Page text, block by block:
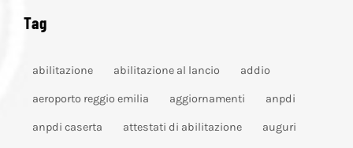
Tag
abilitazione abilitazione al lancio addio
aeroporto reggio emilia aggiornamenti anpdi
anpdi caserta attestati di abilitazione auguri